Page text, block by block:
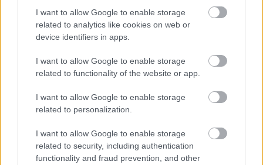
I want to allow Google to enable storage
related to analytics like cookies on web or
device identifiers in apps.
I want to allow Google to enable storage
related to functionality of the website or app.
I want to allow Google to enable storage
related to personalization.
I want to allow Google to enable storage
related to security, including authentication
functionality and fraud prevention, and other
Orvos figyelmeztet: ezt az apró reggeli tünetet ne
söpörd a szőnyeg alá